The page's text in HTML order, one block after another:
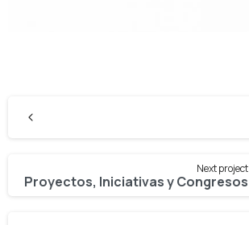
Reading
Next project
Proyectos, Iniciativas y Congresos